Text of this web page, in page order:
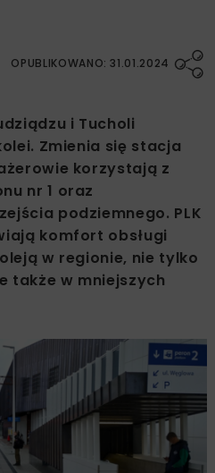
OPUBLIKOWANO: 31.01.2024
i Tucholi
Zmienia się stacja
korzystają z
nr 1 oraz
podziemnego. PLK
komfort obsługi
w regionie, nie tylko
także w mniejszych